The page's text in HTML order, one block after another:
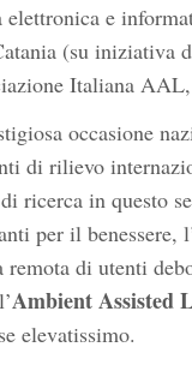
e
(su iniziativa
Italiana
occasione
di rilievo
ricerca in questo
per il benessere,
remota di utenti
Ambient Assisted
elevatissimo.